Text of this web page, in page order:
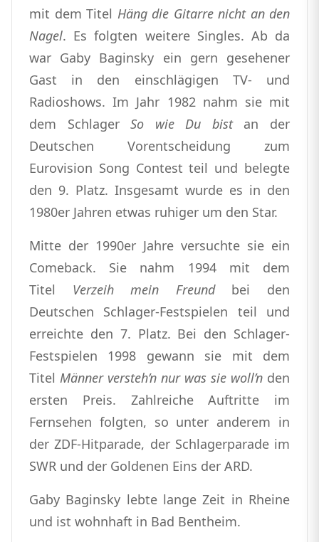
mit dem Titel Häng die Gitarre nicht an den
Nagel. Es folgten weitere Singles. Ab da
war Gaby Baginsky ein gern gesehener
Gast in den einschlägigen TV- und
Radioshows. Im Jahr 1982 nahm sie mit
dem SchlagerSo wie Du bistan der
Deutschen Vorentscheidung zum
Eurovision Song Contest teil und belegte
den 9. Platz. Insgesamt wurde es in den
1980er Jahren etwas ruhiger um den Star.
Mitte der 1990er Jahre versuchte sie ein
Comeback. Sie nahm 1994 mit dem
Titel Verzeih mein Freundbei den
Deutschen Schlager-Festspielen teil und
erreichte den 7. Platz. Bei den Schlager-
Festspielen 1998 gewann sie mit dem
Titel Männer versteh’n nur was sie woll’n den
ersten Preis. Zahlreiche Auftritte im
Fernsehen folgten, so unter anderem in
der ZDF-Hitparade, der Schlagerparade im
SWR und der Goldenen Eins der ARD.
Gaby Baginsky lebte lange Zeit in Rheine
und ist wohnhaft in Bad Bentheim.